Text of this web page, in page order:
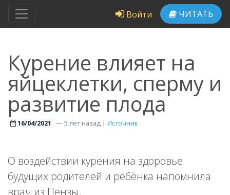
Войти ЧИТАТЬ
Курение влияет на
яйцеклетки, сперму и
развитие плода
16/04/2021 —5 лет назад | Источник
О воздействии курения на здоровье
будущих родителей и ребёнка напомнила
врач из Пензы.